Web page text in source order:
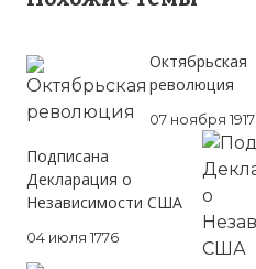
Октябрьская
революция
07 ноября 1917
Подписана
Декларация о
Независимости США
04 июля 1776